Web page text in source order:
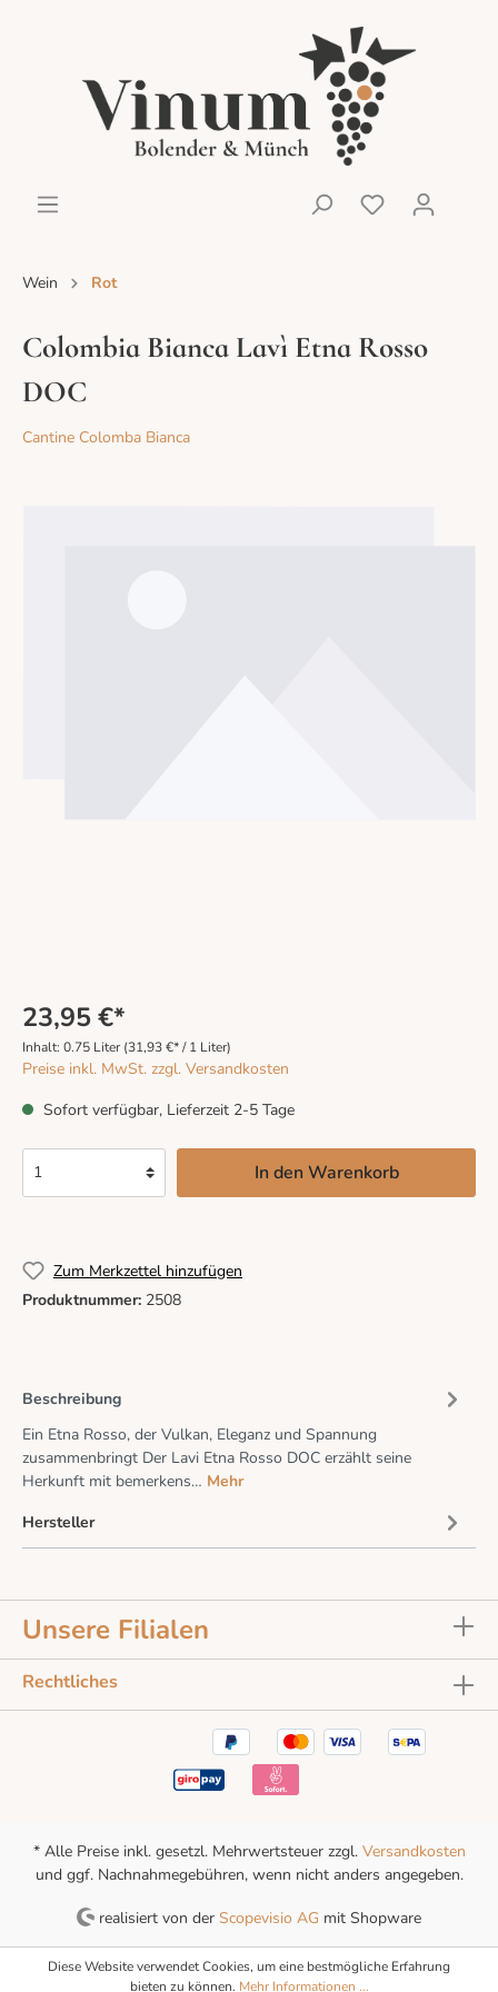
Wein Rot
Colombia Bianca Lavì Etna Rosso
DOC
Cantine Colomba Bianca
23,95 €*
Inhalt: 0.75 Liter (31,93 €* / 1 Liter)
Preise inkl. MwSt. zzgl. Versandkosten
Sofort verfügbar, Lieferzeit 2-5 Tage
In den Warenkorb
Zum Merkzettel hinzufügen
Produktnummer: 2508
Beschreibung
Ein Etna Rosso, der Vulkan, Eleganz und Spannung
zusammenbringt Der Lavi Etna Rosso DOC erzählt seine
Herkunft mit bemerkens… Mehr
Hersteller
Unsere Filialen
Rechtliches
* Alle Preise inkl. gesetzl. Mehrwertsteuer zzgl. Versandkosten
und ggf. Nachnahmegebühren, wenn nicht anders angegeben.
realisiert von derScopevisio AG mit Shopware
Diese Website verwendet Cookies, um eine bestmögliche Erfahrung
bieten zu können. Mehr Informationen ...